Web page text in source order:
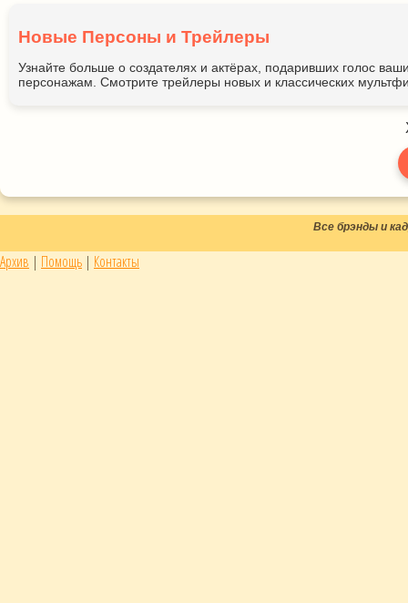
Новые Персоны и Трейлеры
Узнайте больше о создателях и актёрах, подаривших голос
персонажам. Смотрите трейлеры новых и классических
Все брэнды и
Архив | Помощь | Контакты